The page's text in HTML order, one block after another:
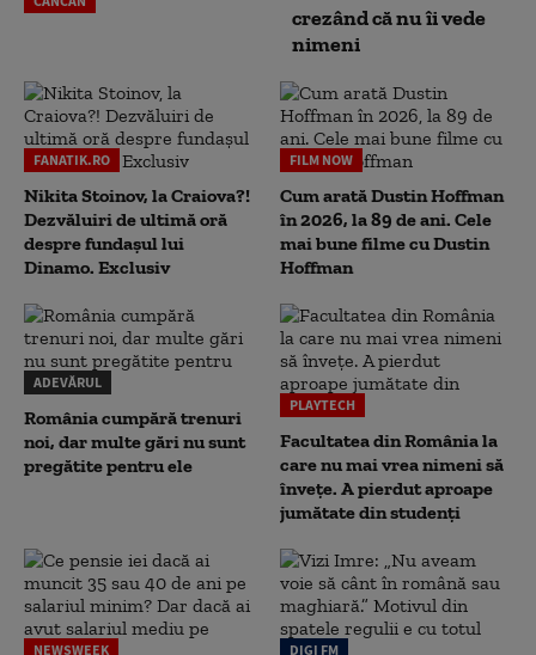
crezând că nu îi vede
nimeni
FANATIK.RO
Nikita Stoinov, la Craiova?!
Dezvăluiri de ultimă oră
despre fundașul lui
Dinamo. Exclusiv
FILM NOW
Cum arată Dustin Hoffman
în 2026, la 89 de ani. Cele
mai bune filme cu Dustin
Hoffman
ADEVĂRUL
România cumpără trenuri
noi, dar multe gări nu sunt
pregătite pentru ele
PLAYTECH
Facultatea din România la
care nu mai vrea nimeni să
înveţe. A pierdut aproape
jumătate din studenţi
NEWSWEEK DIGI FM